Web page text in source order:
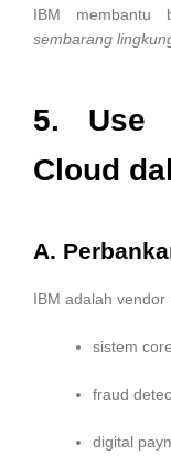
IBM membantu
sembarang
5. Use
Cloud
A.
IBM adalah vendor
sistem
fraud
digital